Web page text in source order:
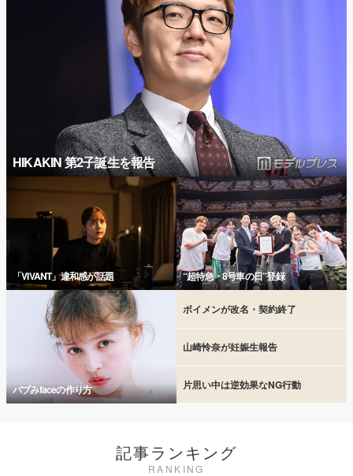
HIKAKIN 第2子誕生を報告
「VIVANT」違和感が話題 “超特急・8号車の日”登録
バブみfaceの作り方
ボイメンが改名・契約終了
山崎怜奈が妊娠生報告
片思い中は逆効果なNG行動
記事ランキング
RANKING